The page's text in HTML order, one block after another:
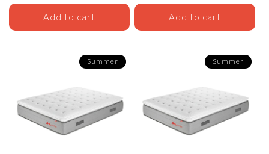
Add to cart Add to cart
Summer Summer